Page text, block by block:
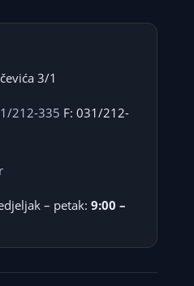
3/1
212-335 F: 031/212-
– petak: 9:00 –